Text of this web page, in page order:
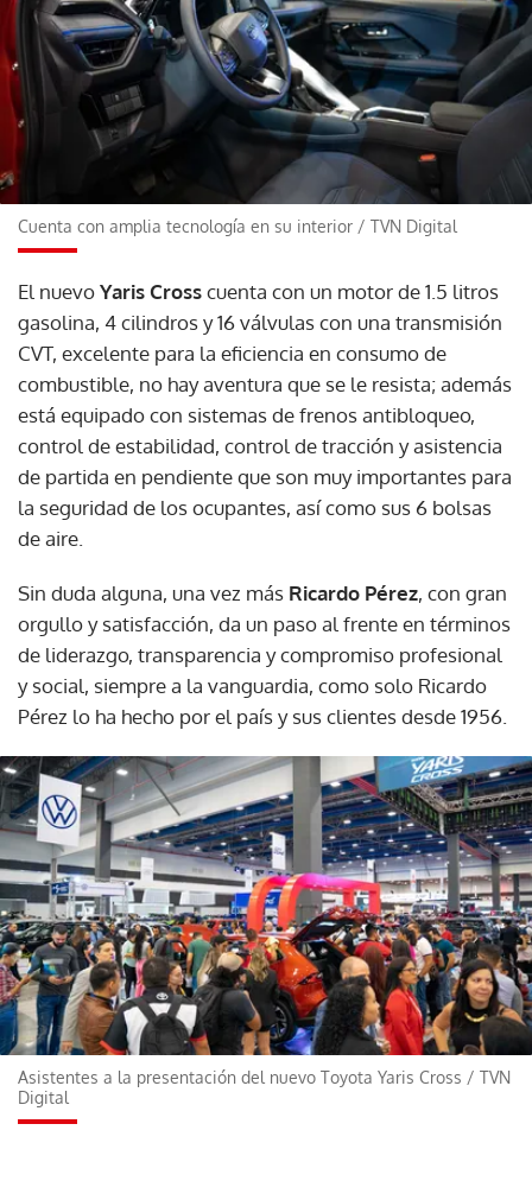
Cuenta con amplia tecnología en su interior / TVN Digital
El nuevoYaris Crosscuenta con un motor de 1.5 litros
gasolina, 4 cilindros y 16 válvulas con una transmisión
CVT, excelente para la eficiencia en consumo de
combustible, no hay aventura que se le resista; además
está equipado con sistemas de frenos antibloqueo,
control de estabilidad, control de tracción y asistencia
de partida en pendiente que son muy importantes para
la seguridad de los ocupantes, así como sus 6 bolsas
de aire.
Sin duda alguna, una vez más Ricardo Pérez, con gran
orgullo y satisfacción, da un paso al frente en términos
de liderazgo, transparencia y compromiso profesional
y social, siempre a la vanguardia, como solo Ricardo
Pérez lo ha hecho por el país y sus clientes desde 1956.
Asistentes a la presentación del nuevo Toyota Yaris Cross / TVN
Digital